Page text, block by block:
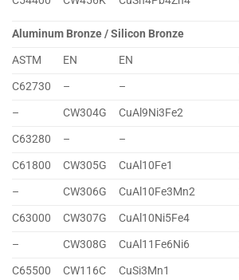
Aluminum Bronze / Silicon Bronze
ASTM
EN EN
C62730
– –
–
CW304G CuAl9Ni3Fe2
C63280
– –
C61800
CW305G CuAl10Fe1
–
CW306G CuAl10Fe3Mn2
C63000
CW307G CuAl10Ni5Fe4
–
CW308G CuAl11Fe6Ni6
C65500
CW116C CuSi3Mn1